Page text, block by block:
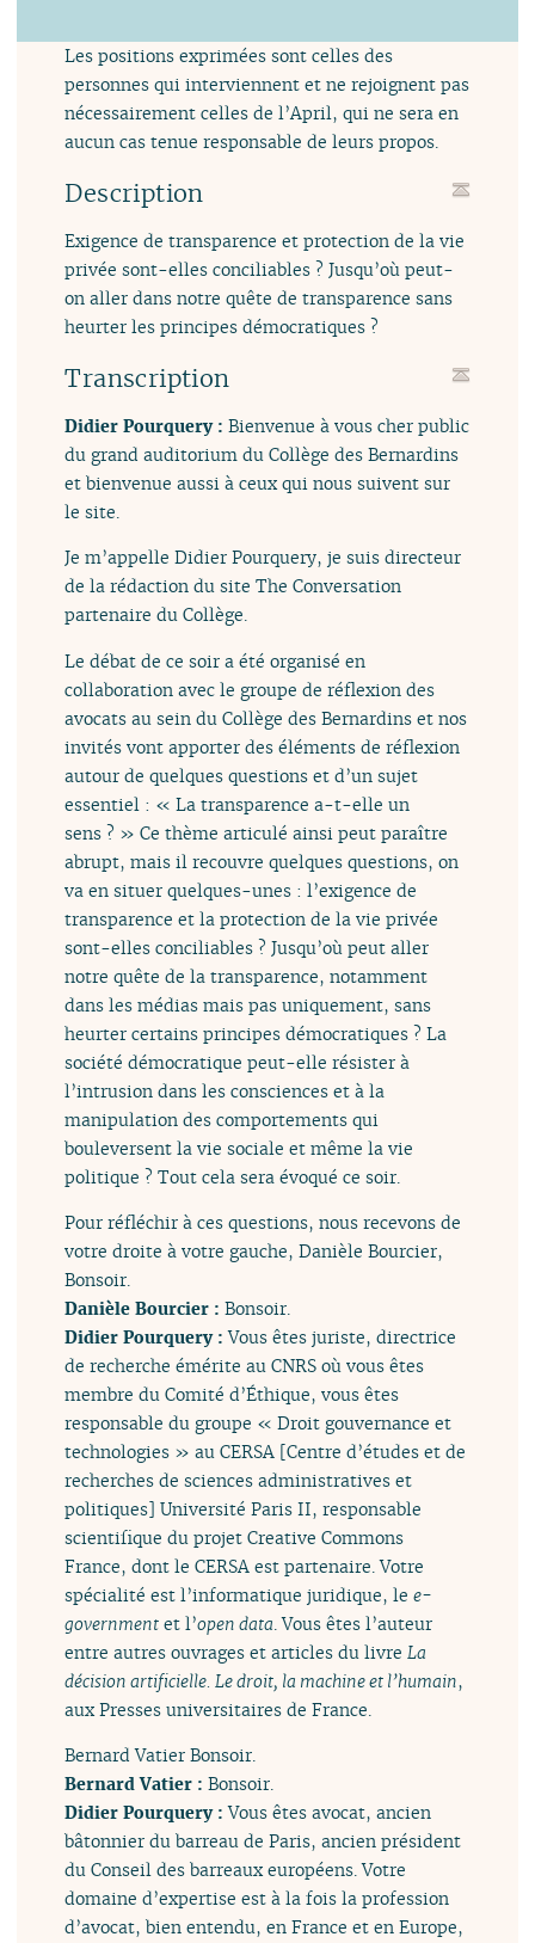
Les positions exprimées sont celles des
personnes qui interviennent et ne rejoignent pas
nécessairement celles de l’April, qui ne sera en
aucun cas tenue responsable de leurs propos.
Description
Exigence de transparence et protection de la vie
privée sont-elles conciliables ? Jusqu’où peut-
on aller dans notre quête de transparence sans
heurter les principes démocratiques ?
Transcription
Didier Pourquery :Bienvenue à vous cher public
du grand auditorium du Collège des Bernardins
et bienvenue aussi à ceux qui nous suivent sur
le site.
Je m’appelle Didier Pourquery, je suis directeur
de la rédaction du site The Conversation
partenaire du Collège.
Le débat de ce soir a été organisé en
collaboration avec le groupe de réflexion des
avocats au sein du Collège des Bernardins et nos
invités vont apporter des éléments de réflexion
autour de quelques questions et d’un sujet
essentiel : « La transparence a-t-elle un
sens ? » Ce thème articulé ainsi peut paraître
abrupt, mais il recouvre quelques questions, on
va en situer quelques-unes : l’exigence de
transparence et la protection de la vie privée
sont-elles conciliables ? Jusqu’où peut aller
notre quête de la transparence, notamment
dans les médias mais pas uniquement, sans
heurter certains principes démocratiques ? La
société démocratique peut-elle résister à
l’intrusion dans les consciences et à la
manipulation des comportements qui
bouleversent la vie sociale et même la vie
politique ? Tout cela sera évoqué ce soir.
Pour réfléchir à ces questions, nous recevons de
votre droite à votre gauche, Danièle Bourcier,
Bonsoir.
Danièle Bourcier :Bonsoir.
Didier Pourquery :Vous êtes juriste, directrice
de recherche émérite au CNRS où vous êtes
membre du Comité d’Éthique, vous êtes
responsable du groupe « Droit gouvernance et
technologies » au CERSA [Centre d’études et de
recherches de sciences administratives et
politiques] Université Paris II, responsable
scientifique du projet Creative Commons
France, dont le CERSA est partenaire. Votre
spécialité est l’informatique juridique, lee-
government et l’open data. Vous êtes l’auteur
entre autres ouvrages et articles du livreLa
décision artificielle. Le droit, la machine et l’humain,
aux Presses universitaires de France.
Bernard Vatier Bonsoir.
Bernard Vatier :Bonsoir.
Didier Pourquery :Vous êtes avocat, ancien
bâtonnier du barreau de Paris, ancien président
du Conseil des barreaux européens. Votre
domaine d’expertise est à la fois la profession
d’avocat, bien entendu, en France et en Europe,